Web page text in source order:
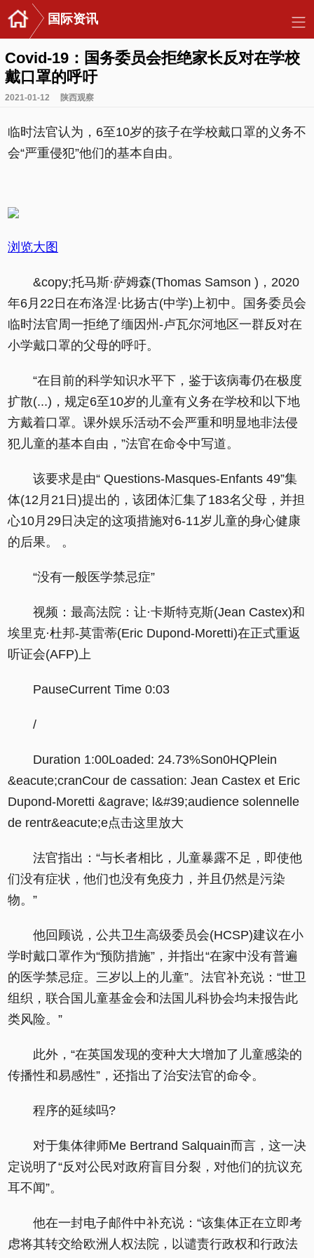
国际资讯
Covid-19：国务委员会拒绝家长反对在学校
戴口罩的呼吁
2021-01-12 陕西观察
临时法官认为，6至10岁的孩子在学校戴口罩的义务不
会“严重侵犯”他们的基本自由。
浏览大图
&copy;托马斯·萨姆森(Thomas Samson )，2020
年6月22日在布洛涅·比扬古(中学)上初中。国务委员会
临时法官周一拒绝了缅因州-卢瓦尔河地区一群反对在
小学戴口罩的父母的呼吁。
“在目前的科学知识水平下，鉴于该病毒仍在极度
扩散(...)，规定6至10岁的儿童有义务在学校和以下地
方戴着口罩。课外娱乐活动不会严重和明显地非法侵
犯儿童的基本自由，”法官在命令中写道。
该要求是由“ Questions-Masques-Enfants 49”集
体(12月21日)提出的，该团体汇集了183名父母，并担
心10月29日决定的这项措施对6-11岁儿童的身心健康
的后果。 。
“没有一般医学禁忌症”
视频：最高法院：让·卡斯特克斯(Jean Castex)和
埃里克·杜邦-莫雷蒂(Eric Dupond-Moretti)在正式重返
听证会(AFP)上
PauseCurrent Time 0:03
/
Duration 1:00Loaded: 24.73%Son0HQPlein
&eacute;cranCour de cassation: Jean Castex et Eric
Dupond-Moretti &agrave; l&#39;audience solennelle
de rentr&eacute;e点击这里放大
法官指出：“与长者相比，儿童暴露不足，即使他
们没有症状，他们也没有免疫力，并且仍然是污染
物。”
他回顾说，公共卫生高级委员会(HCSP)建议在小
学时戴口罩作为“预防措施”，并指出“在家中没有普遍
的医学禁忌症。三岁以上的儿童”。法官补充说：“世卫
组织，联合国儿童基金会和法国儿科协会均未报告此
类风险。”
此外，“在英国发现的变种大大增加了儿童感染的
传播性和易感性”，还指出了治安法官的命令。
程序的延续吗?
对于集体律师Me Bertrand Salquain而言，这一决
定说明了“反对公民对政府盲目分裂，对他们的抗议充
耳不闻”。
他在一封电子邮件中补充说：“该集体正在立即考
虑将其转交给欧洲人权法院，以谴责行政权和行政法